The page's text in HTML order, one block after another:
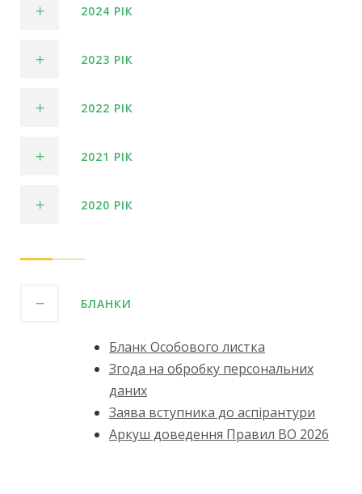
2024 РІК
2023 РІК
2022 РІК
2021 РІК
2020 РІК
БЛАНКИ
Бланк Особового листка
Згода на обробку персональних
даних
Заява вступника до аспірантури
Аркуш доведення Правил ВО 2026